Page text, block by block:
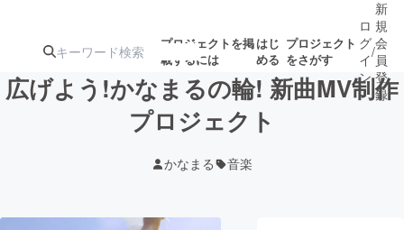
プロジェクトを掲
載するには
はじ
める
プロジェクト
をさがす
ジェクト
募集終了が近いプ
ロジェクト
ロ
グ
イ
ン
/
新
規
会
員
登
録
広げよう!かなまるの輪! 新曲MV制作
プロジェクト
かなまる 音楽